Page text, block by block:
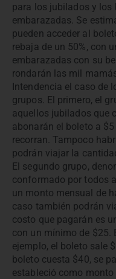
para los jubilados y los
embarazadas. Se
pueden acceder al
rebaja de un 50%, con
embarazadas con su
rondarán las mil
Intendencia el caso de
grupos. El primero, el
aquellos jubilados que
abonarán el boleto a
recorran. Tampoco
podrán viajar la
El segundo grupo,
conformado por todos
un monto mensual de
caso también podrán
costo que pagarán es
con un mínimo de $25.
ejemplo, el boleto sale
boleto cuesta $40, se
estableció como monto